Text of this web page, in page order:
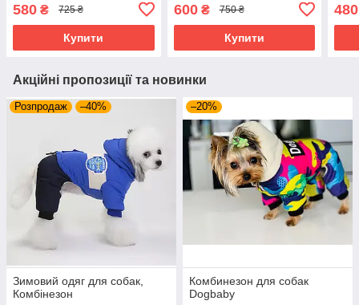
580 ₴ 725 ₴
Купити
600₴ 750 ₴
Купити
480
Акційні пропозиції та новинки
Розпродаж –40%
Зимовий одяг для собак,
Комбінезон
–20%
Комбинезон для собак
Dogbaby